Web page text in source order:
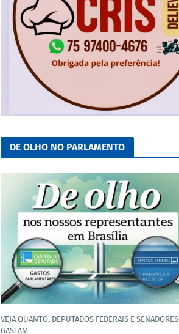
DE OLHO NO PARLAMENTO
VEJA QUANTO, DEPUTADOS FEDERAIS E SENADORES
GASTAM